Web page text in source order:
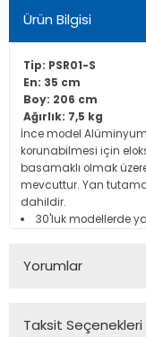
Ürün Bilgisi
Tip: PSR01-S
En: 35 cm
Boy: 206 cm
Ağırlık: 7,5 kg
İnce model
korunabilmesi için
basamaklı olmak
mevcuttur. Yan
dahildir.
30'luk modellerde
Yorumlar
Taksit Seçenekleri